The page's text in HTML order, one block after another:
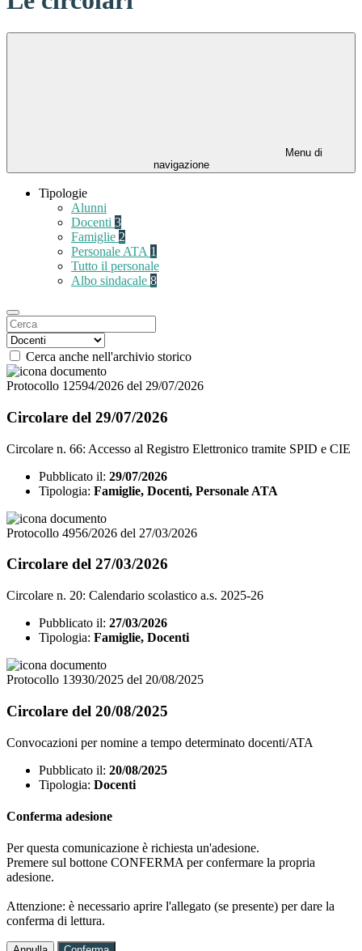
Menu di
navigazione
Tipologie
Alunni
Docenti 3
Famiglie 2
Personale ATA 1
Tutto il personale
Albo sindacale 8
Cerca anche nell'archivio storico
Protocollo 12594/2026 del 29/07/2026
Circolare del 29/07/2026
Circolare n. 66: Accesso al Registro Elettronico tramite SPID e CIE
Pubblicato il: 29/07/2026
Tipologia: Famiglie, Docenti, Personale ATA
Protocollo 4956/2026 del 27/03/2026
Circolare del 27/03/2026
Circolare n. 20: Calendario scolastico a.s. 2025-26
Pubblicato il: 27/03/2026
Tipologia: Famiglie, Docenti
Protocollo 13930/2025 del 20/08/2025
Circolare del 20/08/2025
Convocazioni per nomine a tempo determinato docenti/ATA
Pubblicato il: 20/08/2025
Tipologia: Docenti
Conferma adesione
Per questa comunicazione è richiesta un'adesione.
Premere sul bottone CONFERMA per confermare la propria
adesione.
Attenzione: è necessario aprire l'allegato (se presente) per dare la
conferma di lettura.